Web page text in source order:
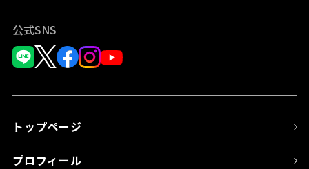
公式SNS
トップページ
プロフィール